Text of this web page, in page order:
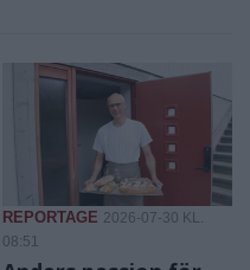
REPORTAGE 2026-07-30 KL.
08:51